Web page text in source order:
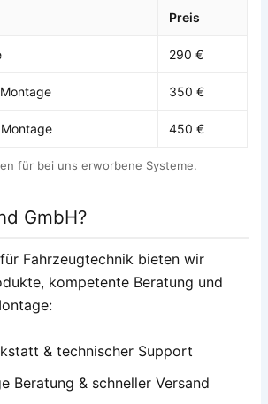
Preis
290 €
350 €
450 €
für bei uns erworbene Systeme.
GmbH?
Fahrzeugtechnik bieten wir
kompetente Beratung und
& technischer Support
Beratung & schneller Versand